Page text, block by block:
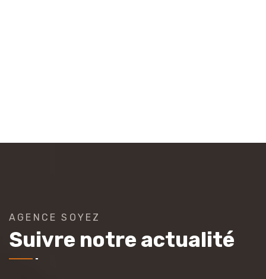
AGENCE SOYEZ
Suivre notre actualité